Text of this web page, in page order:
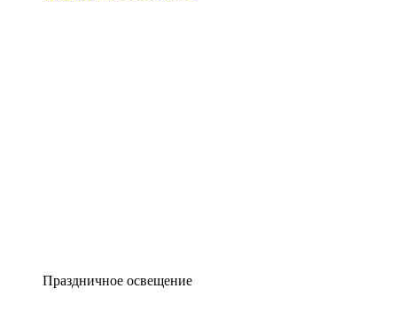
Праздничное освещение